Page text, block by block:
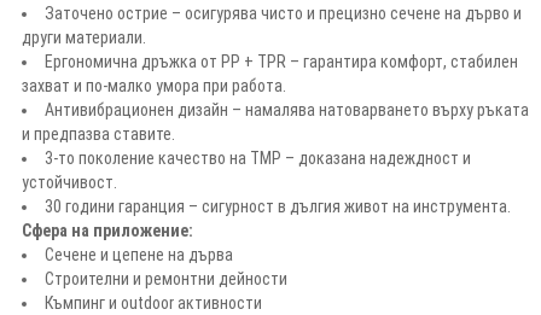
Заточено острие – осигурява чисто и прецизно сечене на дърво и
други материали.
Ергономична дръжка от PP + TPR – гарантира комфорт, стабилен
захват и по-малко умора при работа.
Антивибрационен дизайн – намалява натоварването върху ръката
и предпазва ставите.
3-то поколение качество на TMP – доказана надеждност и
устойчивост.
30 години гаранция – сигурност в дългия живот на инструмента.
Сфера на приложение:
Сечене и цепене на дърва
Строителни и ремонтни дейности
Къмпинг и outdoor активности